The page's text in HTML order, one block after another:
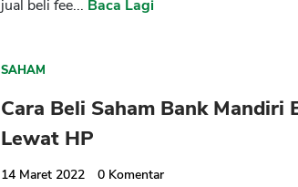
jual beli fee... Baca Lagi
SAHAM
Cara Beli Saham Bank Mandiri
Lewat HP
14 Maret 2022 0 Komentar